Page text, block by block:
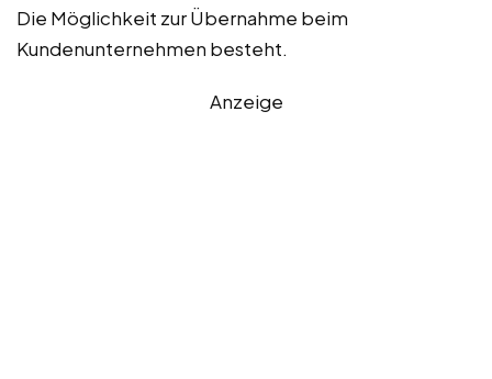
Die Möglichkeit zur Übernahme beim
Kundenunternehmen besteht.
Anzeige